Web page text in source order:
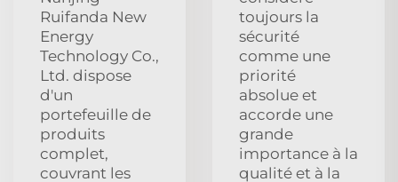
Ruifanda New
Energy
Technology Co.,
Ltd. dispose
d'un
portefeuille de
produits
complet,
couvrant les
toujours la
sécurité
comme une
priorité
absolue et
accorde une
grande
importance à la
qualité et à la